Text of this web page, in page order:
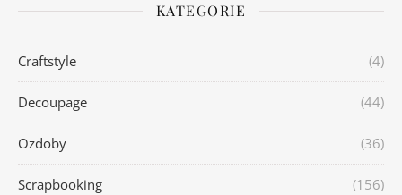
KATEGORIE
Craftstyle (4)
Decoupage (44)
Ozdoby (36)
Scrapbooking (156)